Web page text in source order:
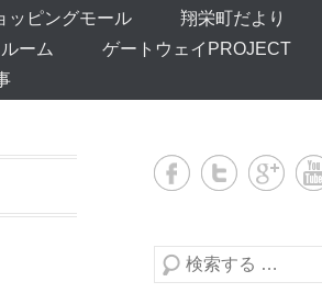
ッピングモール 翔栄町だより
ーム ゲートウェイPROJECT
検索する